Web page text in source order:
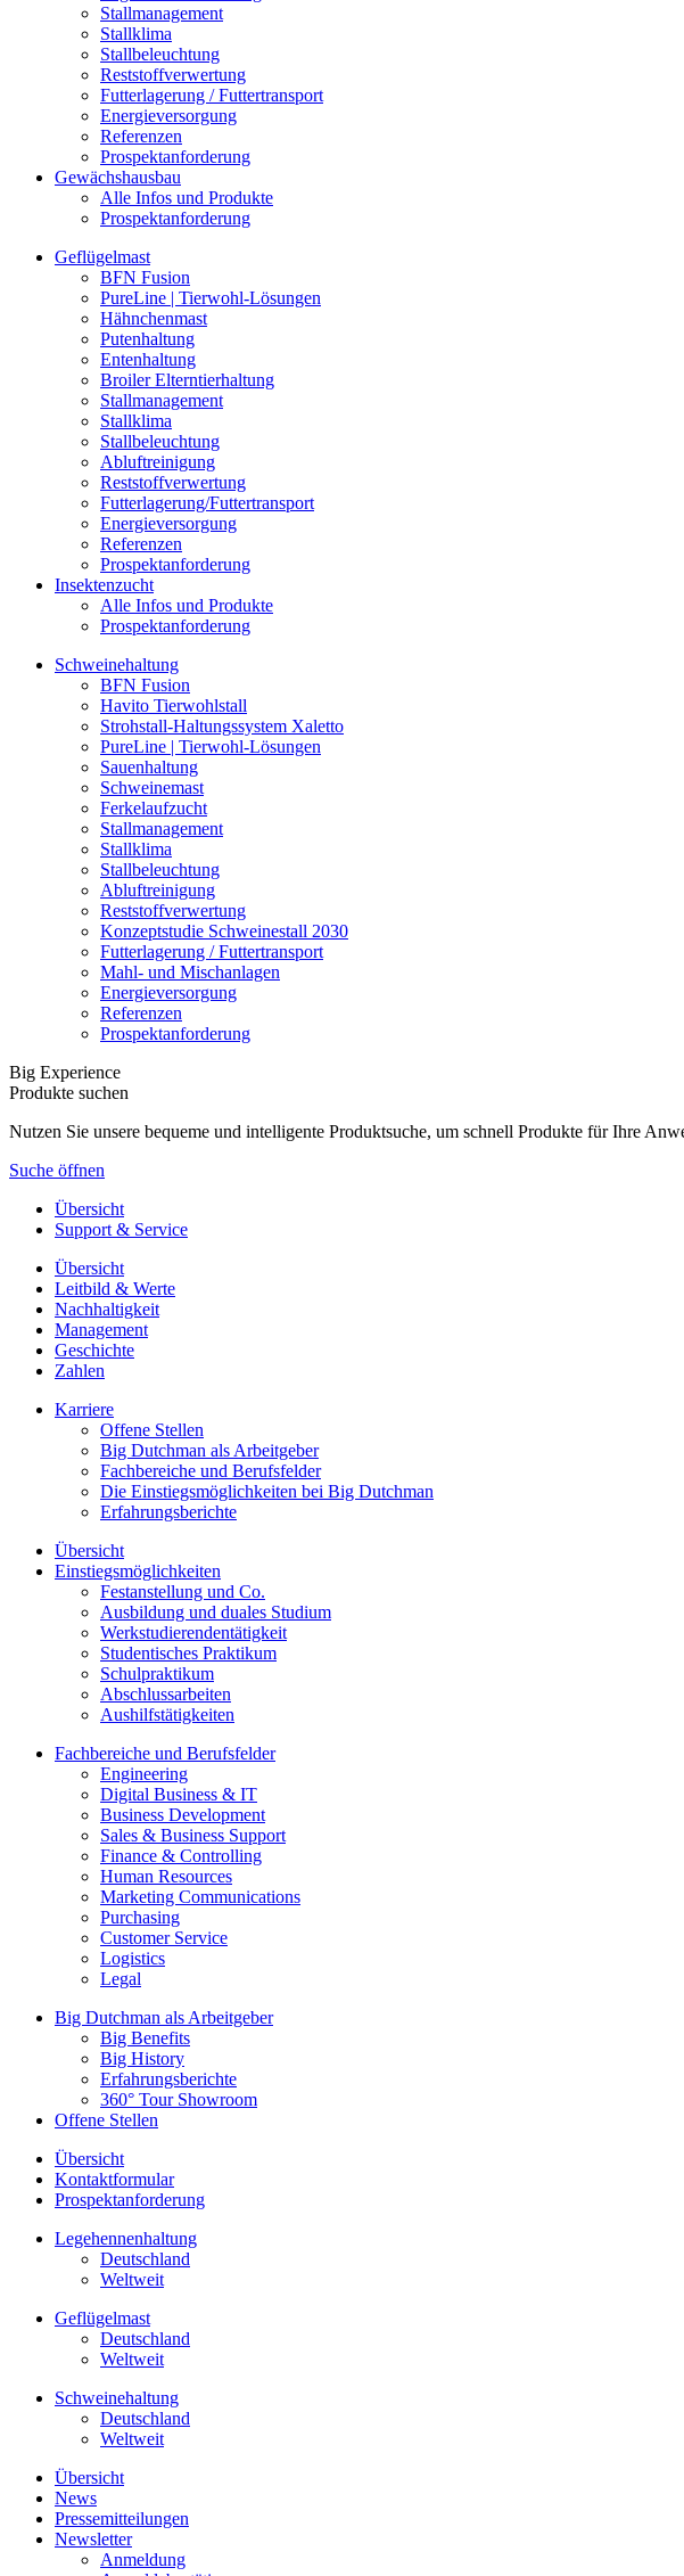
Stallmanagement
Stallklima
Stallbeleuchtung
Reststoffverwertung
Futterlagerung / Futtertransport
Energieversorgung
Referenzen
Prospektanforderung
Gewächshausbau
Alle Infos und Produkte
Prospektanforderung
Geflügelmast
BFN Fusion
PureLine | Tierwohl-Lösungen
Hähnchenmast
Putenhaltung
Entenhaltung
Broiler Elterntierhaltung
Stallmanagement
Stallklima
Stallbeleuchtung
Abluftreinigung
Reststoffverwertung
Futterlagerung/Futtertransport
Energieversorgung
Referenzen
Prospektanforderung
Insektenzucht
Alle Infos und Produkte
Prospektanforderung
Schweinehaltung
BFN Fusion
Havito Tierwohlstall
Strohstall-Haltungssystem Xaletto
PureLine | Tierwohl-Lösungen
Sauenhaltung
Schweinemast
Ferkelaufzucht
Stallmanagement
Stallklima
Stallbeleuchtung
Abluftreinigung
Reststoffverwertung
Konzeptstudie Schweinestall 2030
Futterlagerung / Futtertransport
Mahl- und Mischanlagen
Energieversorgung
Referenzen
Prospektanforderung
Big Experience
Produkte suchen
Nutzen Sie unsere bequeme und intelligente Produktsuche, um schnell Produkte für Ihre
Suche öffnen
Übersicht
Support & Service
Übersicht
Leitbild & Werte
Nachhaltigkeit
Management
Geschichte
Zahlen
Karriere
Offene Stellen
Big Dutchman als Arbeitgeber
Fachbereiche und Berufsfelder
Die Einstiegsmöglichkeiten bei Big Dutchman
Erfahrungsberichte
Übersicht
Einstiegsmöglichkeiten
Festanstellung und Co.
Ausbildung und duales Studium
Werkstudierendentätigkeit
Studentisches Praktikum
Schulpraktikum
Abschlussarbeiten
Aushilfstätigkeiten
Fachbereiche und Berufsfelder
Engineering
Digital Business & IT
Business Development
Sales & Business Support
Finance & Controlling
Human Resources
Marketing Communications
Purchasing
Customer Service
Logistics
Legal
Big Dutchman als Arbeitgeber
Big Benefits
Big History
Erfahrungsberichte
360° Tour Showroom
Offene Stellen
Übersicht
Kontaktformular
Prospektanforderung
Legehennenhaltung
Deutschland
Weltweit
Geflügelmast
Deutschland
Weltweit
Schweinehaltung
Deutschland
Weltweit
Übersicht
News
Pressemitteilungen
Newsletter
Anmeldung